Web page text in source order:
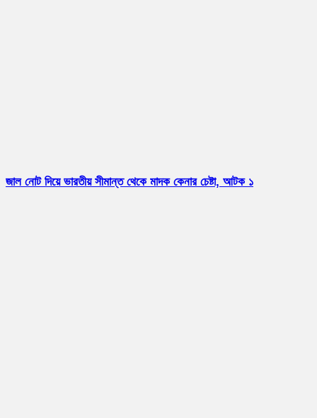
জাল নোট দিয়ে ভারতীয় সীমান্ত থেকে মাদক কেনার চেষ্টা, আটক ১